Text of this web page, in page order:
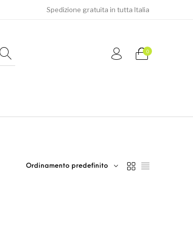
Spedizione gratuita in tutta Italia
0
Ordinamento predefinito